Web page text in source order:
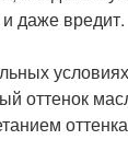
даже вредит.
оттенок